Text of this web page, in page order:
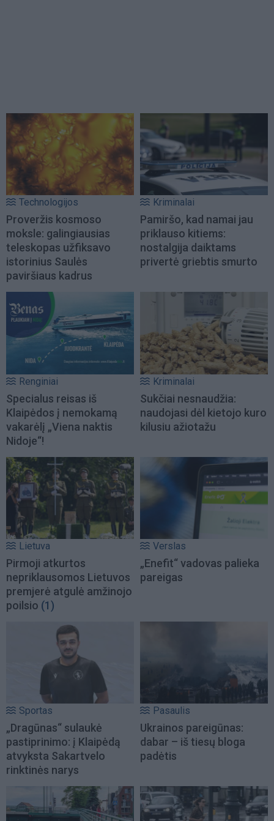
Technologijos
Proveržis kosmoso
moksle: galingiausias
teleskopas užfiksavo
istorinius Saulės
paviršiaus kadrus
Kriminalai
Pamiršo, kad namai jau
priklauso kitiems:
nostalgija daiktams
privertė griebtis smurto
Renginiai
Specialus reisas iš
Klaipėdos į nemokamą
vakarėlį „Viena naktis
Nidoje“!
Kriminalai
Sukčiai nesnaudžia:
naudojasi dėl kietojo kuro
kilusiu ažiotažu
Lietuva
Pirmoji atkurtos
nepriklausomos Lietuvos
premjerė atgulė amžinojo
poilsio (1)
Verslas
„Enefit“ vadovas palieka
pareigas
Sportas
„Dragūnas“ sulaukė
pastiprinimo: į Klaipėdą
atvyksta Sakartvelo
rinktinės narys
Pasaulis
Ukrainos pareigūnas:
dabar – iš tiesų bloga
padėtis